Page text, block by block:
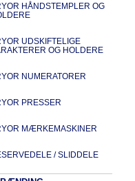
HÅNDSTEMPLER OG
UDSKIFTELIGE
OG HOLDERE
NUMERATORER
PRESSER
MÆRKEMASKINER
/ SLIDDELE